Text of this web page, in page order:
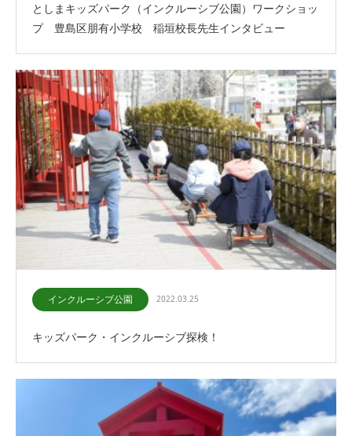
としまキッズパーク（インクルーシブ公園）ワークショッ
プ 豊島区朋有小学校 稲垣校長先生インタビュー
インクルーシブ公園 2022.03.25
キッズパーク・インクルーシブ探検！